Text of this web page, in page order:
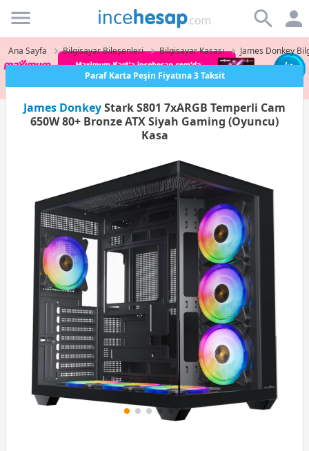
Incehesap
Ana Sayfa Bilgisayar Bileşenleri Bilgisayar Kasası James Donkey
Paraf Karta Peşin Fiyatına 3 Taksit
James DonkeyStark S801 7xARGB Temperli Cam
650W 80+ Bronze ATX Siyah Gaming (Oyuncu)
Kasa